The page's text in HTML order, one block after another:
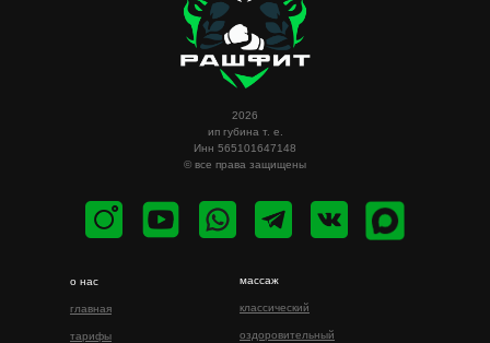
2026
ип губина т. е.
Инн 565101647148
© все права защищены
о нас
главная
тарифы
массаж
классический
оздоровительный